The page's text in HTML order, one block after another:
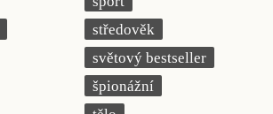
středověk
světový bestseller
špionážní